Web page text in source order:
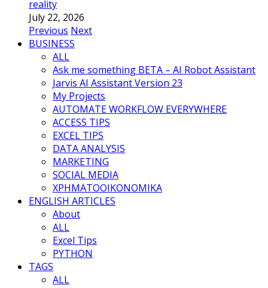
reality
July 22, 2026
Previous Next
BUSINESS
ALL
Ask me something BETA – AI Robot Assistant
Jarvis AI Assistant Version 23
My Projects
AUTOMATE WORKFLOW EVERYWHERE
ACCESS TIPS
EXCEL TIPS
DATA ANALYSIS
MARKETING
SOCIAL MEDIA
ΧΡΗΜΑΤΟΟΙΚΟΝΟΜΙΚΑ
ENGLISH ARTICLES
About
ALL
Excel Tips
PYTHON
TAGS
ALL